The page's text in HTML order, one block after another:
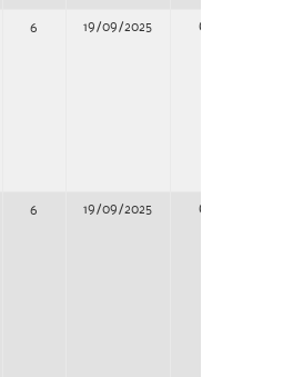
6 19/09/2025 Concurso
6 19/09/2025 Concurso